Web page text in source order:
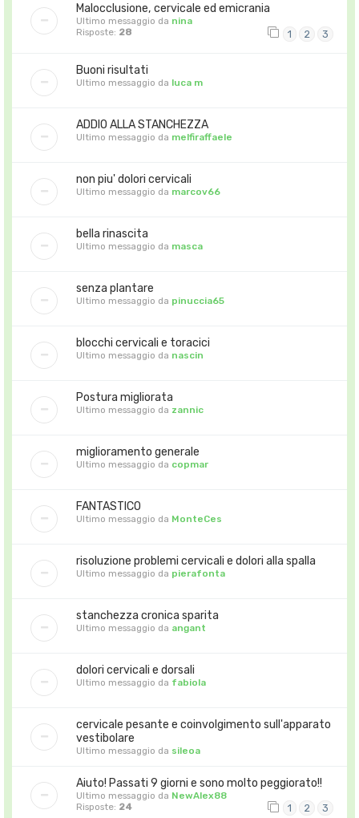
Malocclusione, cervicale ed emicrania
Ultimo messaggio da nina
Risposte: 28 1 2 3
Buoni risultati
Ultimo messaggio da luca m
ADDIO ALLA STANCHEZZA
Ultimo messaggio da melfiraffaele
non piu' dolori cervicali
Ultimo messaggio da marcov66
bella rinascita
Ultimo messaggio da masca
senza plantare
Ultimo messaggio da pinuccia65
blocchi cervicali e toracici
Ultimo messaggio da nascin
Postura migliorata
Ultimo messaggio da zannic
miglioramento generale
Ultimo messaggio da copmar
FANTASTICO
Ultimo messaggio da MonteCes
risoluzione problemi cervicali e dolori alla spalla
Ultimo messaggio da pierafonta
stanchezza cronica sparita
Ultimo messaggio da angant
dolori cervicali e dorsali
Ultimo messaggio da fabiola
cervicale pesante e coinvolgimento sull'apparato
vestibolare
Ultimo messaggio da sileoa
Aiuto! Passati 9 giorni e sono molto peggiorato!!
Ultimo messaggio da NewAlex88
Risposte: 24 1 2 3